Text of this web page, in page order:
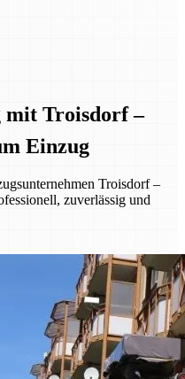
mit Troisdorf –
Einzug
Troisdorf –
zuverlässig und